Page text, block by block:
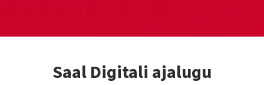
Saal Digitali ajalugu